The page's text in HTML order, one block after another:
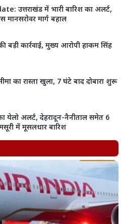
उत्तराखंड में भारी बारिश का अलर्ट,
मार्ग बहाल
बड़ी कार्रवाई, मुख्य आरोपी हाकम सिंह
का रास्ता खुला, 7 घंटे बाद दोबारा शुरू
येलो अलर्ट, देहरादून-नैनीताल समेत 6
में मूसलधार बारिश